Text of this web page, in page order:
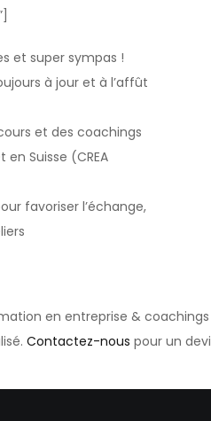
et super sympas !
à jour et à l’affût
et des coachings
Suisse (CREA
favoriser l’échange,
en entreprise & coachings
Contactez-nous pour un